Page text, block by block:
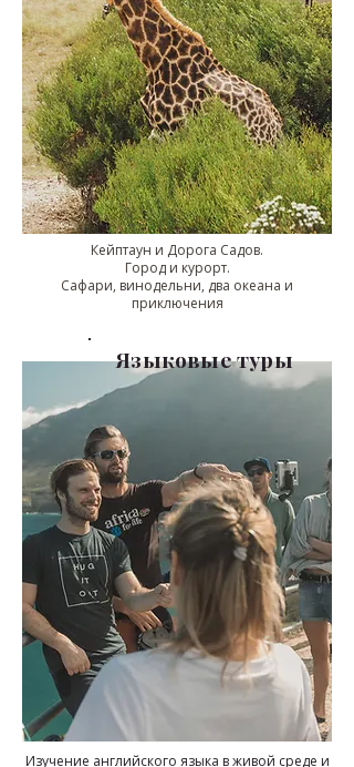
Кейптаун и Дорога Садов.
Город и курорт.
Сафари, винодельни, два океана и
приключения
Языковые туры
Изучение английского языка в живой среде и